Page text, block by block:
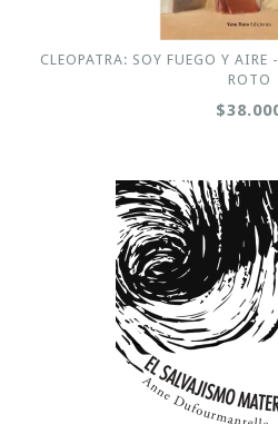
CLEOPATRA: SOY FUEGO Y
ROTO